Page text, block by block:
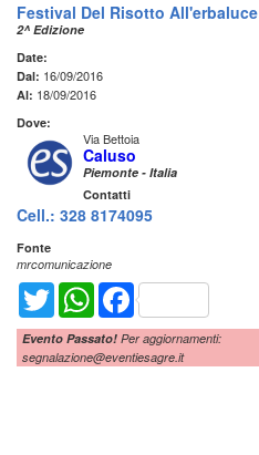
Festival Del Risotto All'erbaluce
2^ Edizione
Date:
Dal: 16/09/2016
Al: 18/09/2016
Dove:
Via Bettoia
Caluso
Piemonte - Italia
Contatti
Cell.: 328 8174095
Fonte
mrcomunicazione
Twitter WhatsAppFacebook
Evento Passato! Per aggiornamenti:
segnalazione@eventiesagre.it